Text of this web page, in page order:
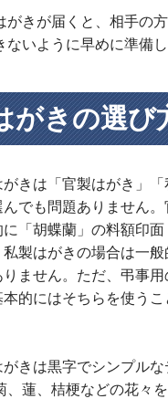
きが届くと、相手の
いように早めに準備し
がきの選び
がきは「官製はがき」
んでも問題ありません
に「胡蝶蘭」の料額印
私製はがきの場合は一
りません。ただ、弔事
本的にはそちらを使うこ
がきは黒字でシンプル
蓮、桔梗などの花々